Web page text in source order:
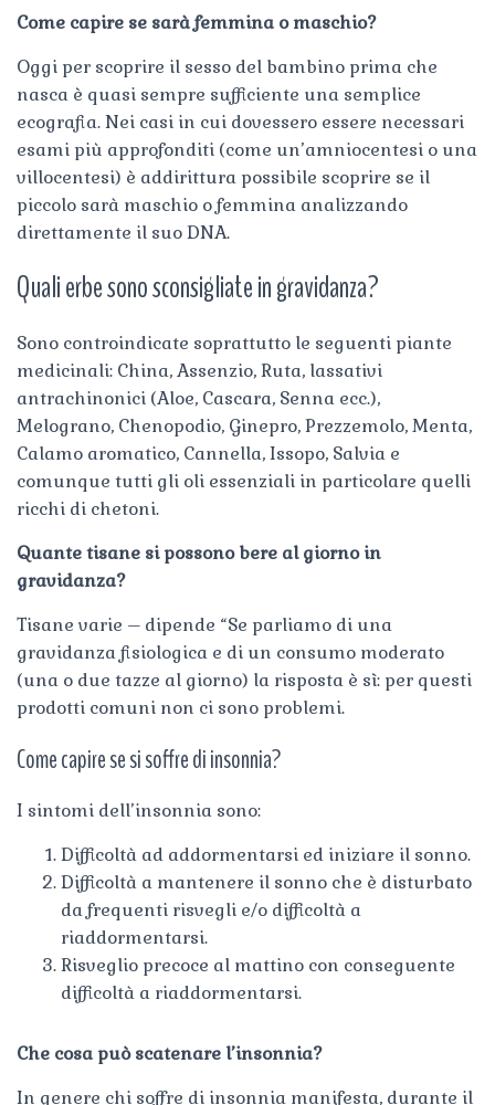
Come capire se sarà femmina o maschio?
Oggi per scoprire il sesso del bambino prima che
nasca è quasi sempre sufficiente una semplice
ecografia. Nei casi in cui dovessero essere necessari
esami più approfonditi (come un’amniocentesi o una
villocentesi) è addirittura possibile scoprire se il
piccolo sarà maschio o femmina analizzando
direttamente il suo DNA.
Quali erbe sono sconsigliate in gravidanza?
Sono controindicate soprattutto le seguenti piante
medicinali: China, Assenzio, Ruta, lassativi
antrachinonici (Aloe, Cascara, Senna ecc.),
Melograno, Chenopodio, Ginepro, Prezzemolo, Menta,
Calamo aromatico, Cannella, Issopo, Salvia e
comunque tutti gli oli essenziali in particolare quelli
ricchi di chetoni.
Quante tisane si possono bere al giorno in
gravidanza?
Tisane varie – dipende “Se parliamo di una
gravidanza fisiologica e di un consumo moderato
(una o due tazze al giorno) la risposta è sì: per questi
prodotti comuni non ci sono problemi.
Come capire se si soffre di insonnia?
I sintomi dell’insonnia sono:
Difficoltà ad addormentarsi ed iniziare il sonno.
Difficoltà a mantenere il sonno che è disturbato
da frequenti risvegli e/o difficoltà a
riaddormentarsi.
Risveglio precoce al mattino con conseguente
difficoltà a riaddormentarsi.
Che cosa può scatenare l’insonnia?
In genere chi soffre di insonnia manifesta, durante il